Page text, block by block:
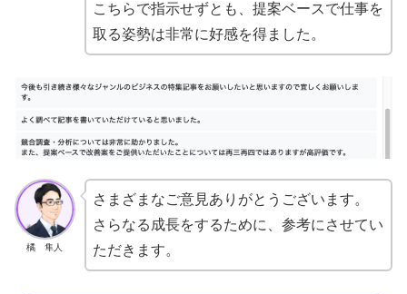
こちらで指示せずとも、提案ベースで仕事を
取る姿勢は非常に好感を得ました。
橘 隼人
さまざまなご意見ありがとうございます。
さらなる成長をするために、参考にさせてい
ただきます。